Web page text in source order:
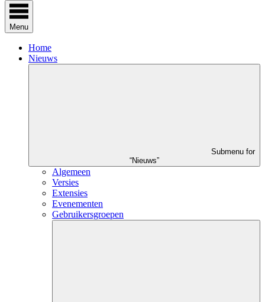
Menu
Home
Nieuws
Submenu for
“Nieuws”
Algemeen
Versies
Extensies
Evenementen
Gebruikersgroepen